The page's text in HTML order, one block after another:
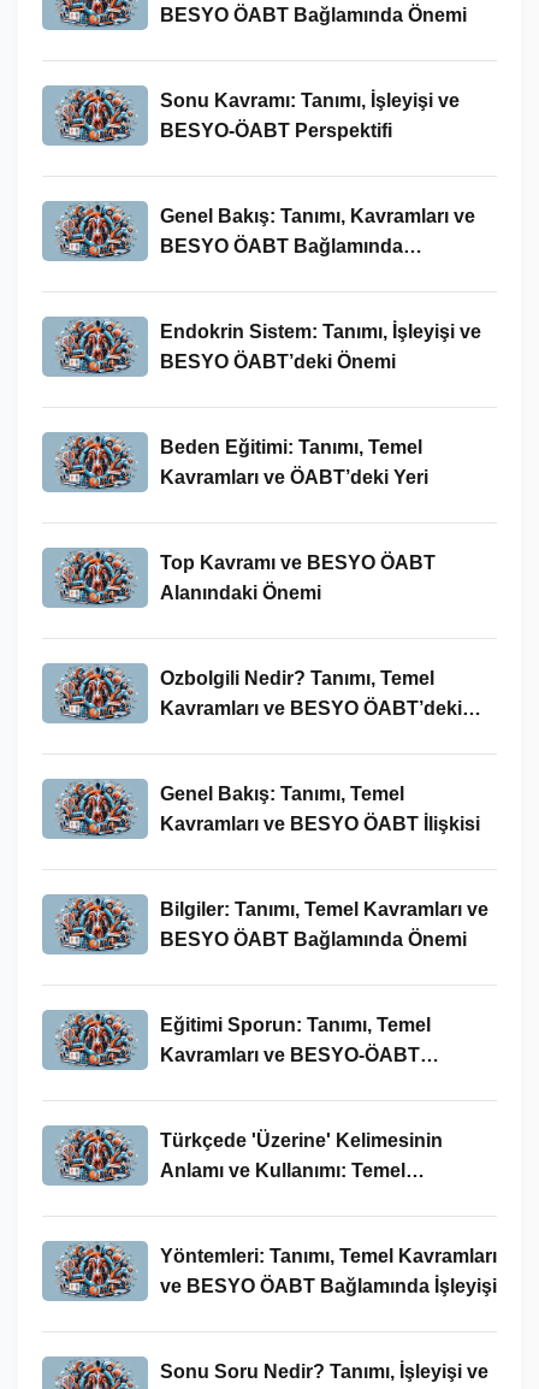
BESYO ÖABT Bağlamında Önemi
Sonu Kavramı: Tanımı, İşleyişi ve
BESYO-ÖABT Perspektifi
Genel Bakış: Tanımı, Kavramları ve
BESYO ÖABT Bağlamında
Endokrin Sistem: Tanımı, İşleyişi ve
BESYO ÖABT’deki Önemi
Beden Eğitimi: Tanımı, Temel
Kavramları ve ÖABT’deki Yeri
Top Kavramı ve BESYO ÖABT
Alanındaki Önemi
Ozbolgili Nedir? Tanımı, Temel
Kavramları ve BESYO ÖABT’deki
Genel Bakış: Tanımı, Temel
Kavramları ve BESYO ÖABT İlişkisi
Bilgiler: Tanımı, Temel Kavramları ve
BESYO ÖABT Bağlamında Önemi
Eğitimi Sporun: Tanımı, Temel
Kavramları ve BESYO-ÖABT
Türkçede 'Üzerine' Kelimesinin
Anlamı ve Kullanımı: Temel
Yöntemleri: Tanımı, Temel Kavramları
ve BESYO ÖABT Bağlamında İşleyişi
Sonu Soru Nedir? Tanımı, İşleyişi ve